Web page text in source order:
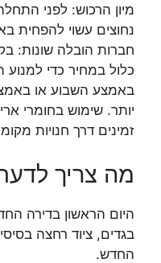
מיון הרכוש: לפני
נחוצים עשוי להפחית
חברות הובלה שונות:
כלול במחיר כדי
באמצע השבוע או
יותר. שימוש בחומרי
זמינים דרך חנויות
מה צריך
היום הראשון בדירה
בגדים, ציוד רחצה
החדש.